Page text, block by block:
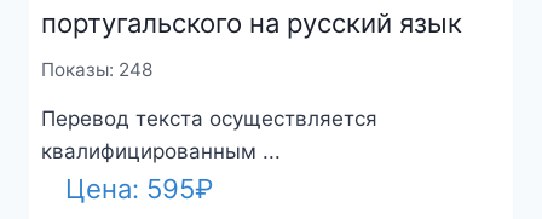
португальского на русский язык
Показы: 248
Перевод текста осуществляется
квалифицированным ...
Цена: 595₽